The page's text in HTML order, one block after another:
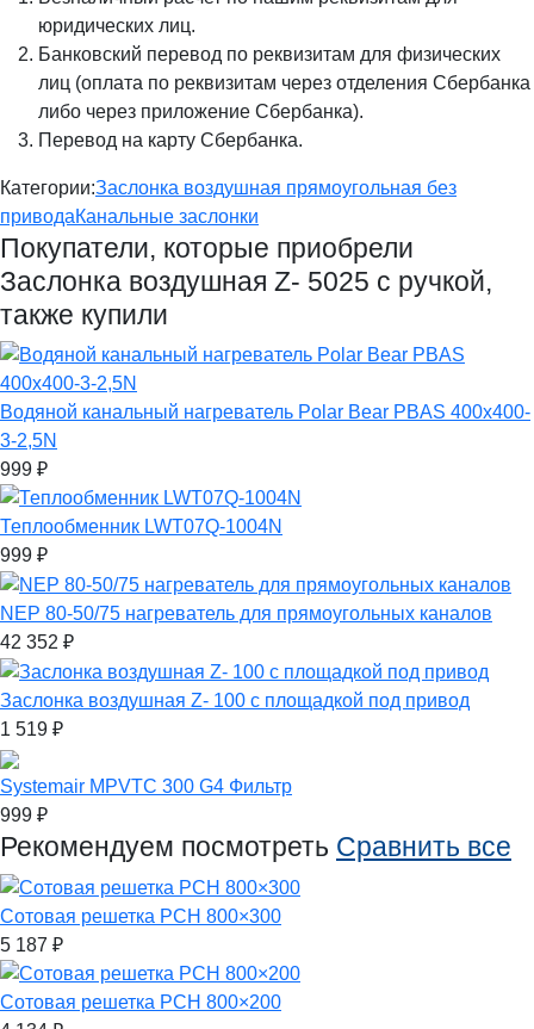
юридических лиц.
Банковский перевод по реквизитам для физических
лиц (оплата по реквизитам через отделения Сбербанка
либо через приложение Сбербанка).
Перевод на карту Сбербанка.
Категории:Заслонка воздушная прямоугольная без
приводаКанальные заслонки
Покупатели, которые приобрели
Заслонка воздушная Z- 5025 с ручкой,
также купили
Водяной канальный нагреватель Polar Bear PBAS 400x400-
3-2,5N
999 ₽
Теплообменник LWT07Q-1004N
999 ₽
NEP 80-50/75 нагреватель для прямоугольных каналов
42 352 ₽
Заслонка воздушная Z- 100 с площадкой под привод
1 519 ₽
Systemair MPVTC 300 G4 Фильтр
999 ₽
Рекомендуем посмотреть Сравнить все
Сотовая решетка РСН 800×300
5 187 ₽
Сотовая решетка РСН 800×200